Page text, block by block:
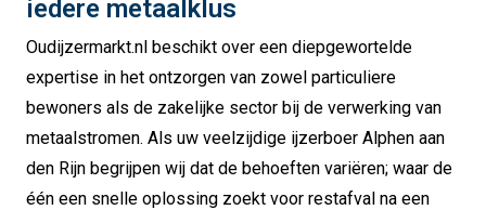
iedere metaalklus
Oudijzermarkt.nl beschikt over een diepgewortelde
expertise in het ontzorgen van zowel particuliere
bewoners als de zakelijke sector bij de verwerking van
metaalstromen. Als uw veelzijdige ijzerboer Alphen aan
den Rijn begrijpen wij dat de behoeften variëren; waar de
één een snelle oplossing zoekt voor restafval na een